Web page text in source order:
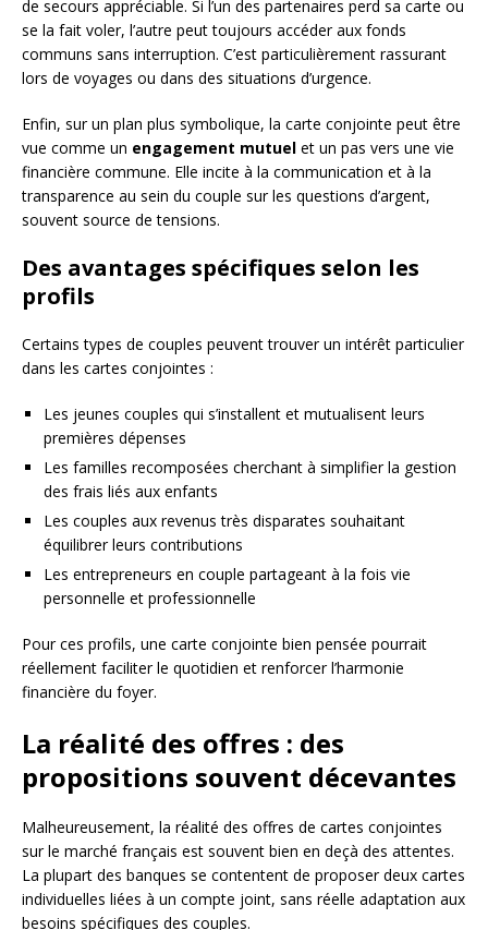
de secours appréciable. Si l’un des partenaires perd sa carte ou
se la fait voler, l’autre peut toujours accéder aux fonds
communs sans interruption. C’est particulièrement rassurant
lors de voyages ou dans des situations d’urgence.
Enfin, sur un plan plus symbolique, la carte conjointe peut être
vue comme un engagement mutuel et un pas vers une vie
financière commune. Elle incite à la communication et à la
transparence au sein du couple sur les questions d’argent,
souvent source de tensions.
Des avantages spécifiques selon les
profils
Certains types de couples peuvent trouver un intérêt particulier
dans les cartes conjointes :
Les jeunes couples qui s’installent et mutualisent leurs
premières dépenses
Les familles recomposées cherchant à simplifier la gestion
des frais liés aux enfants
Les couples aux revenus très disparates souhaitant
équilibrer leurs contributions
Les entrepreneurs en couple partageant à la fois vie
personnelle et professionnelle
Pour ces profils, une carte conjointe bien pensée pourrait
réellement faciliter le quotidien et renforcer l’harmonie
financière du foyer.
La réalité des offres : des
propositions souvent décevantes
Malheureusement, la réalité des offres de cartes conjointes
sur le marché français est souvent bien en deçà des attentes.
La plupart des banques se contentent de proposer deux cartes
individuelles liées à un compte joint, sans réelle adaptation aux
besoins spécifiques des couples.